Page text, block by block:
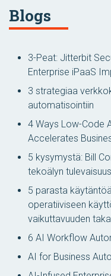
Blogs
3-Peat: Jitterbit
Enterprise iPaaS
3 strategiaa
automatisointiin
4 Ways Low-Code
Accelerates
5 kysymystä: Bill
tekoälyn tulevaisuus
5 parasta
operatiiviseen
vaikuttavuuden
6 AI Workflow
AI for Business